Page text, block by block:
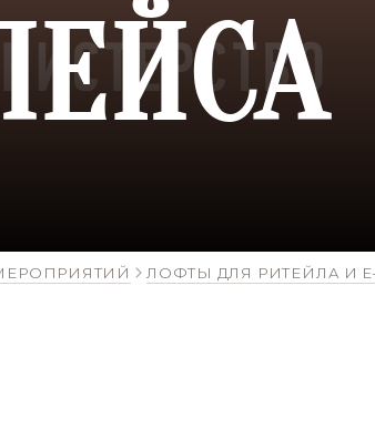
ЛОФТЫ ДЛЯ РИТЕЙЛА И E-